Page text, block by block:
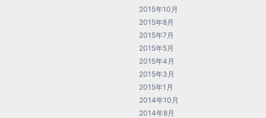
2015年10月
2015年8月
2015年7月
2015年5月
2015年4月
2015年3月
2015年1月
2014年10月
2014年8月